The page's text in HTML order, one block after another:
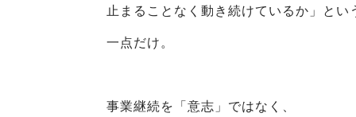
止まることなく動き続けているか」とい
一点だけ。
事業継続を「意志」ではなく、